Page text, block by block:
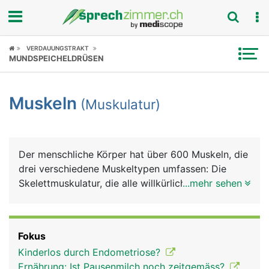
Fokus
Symptome
News
Rubriken
VERDAUUNGSTRAKT
MUNDSPEICHELDRÜSEN
Muskeln (Muskulatur)
Der menschliche Körper hat über 600 Muskeln, die
drei verschiedene Muskeltypen umfassen: Die
Skelettmuskulatur, die alle willkürlichen
Herzmuskulatur. Die Skelettmuskeln sind über
Sehnen zur Kraftübertragung fest an Knochen
...mehr sehen
Fokus
Kinderlos durch Endometriose?
Ernährung: Ist Pausenmilch noch zeitgemäss?